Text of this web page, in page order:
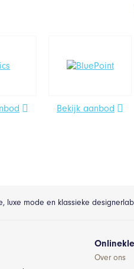
Bekijk aanbod
luxe mode en klassieke
Over ons